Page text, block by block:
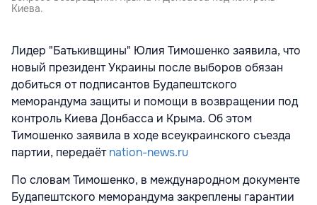
Киева.
Лидер "Батькивщины" Юлия Тимошенко заявила, что
новый президент Украины после выборов обязан
добиться от подписантов Будапештского
меморандума защиты и помощи в возвращении под
контроль Киева Донбасса и Крыма. Об этом
Тимошенко заявила в ходе всеукраинского съезда
партии, передаётnation-news.ru
По словам Тимошенко, в международном документе
Будапештского меморандума закреплены гарантии